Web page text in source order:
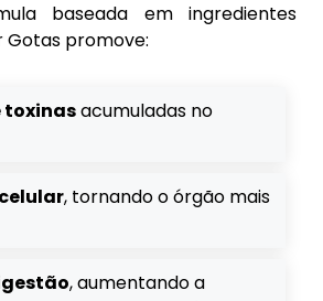
baseada em ingredientes
Gotas promove:
toxinasacumuladas no
, tornando o órgão mais
, aumentando a